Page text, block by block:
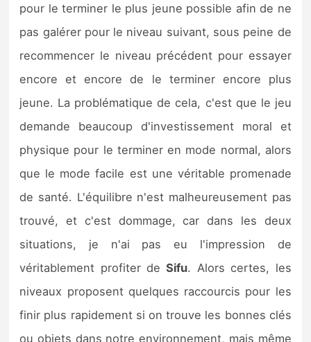
pour le terminer le plus jeune possible afin de ne
pas galérer pour le niveau suivant, sous peine de
recommencer le niveau précédent pour essayer
encore et encore de le terminer encore plus
jeune. La problématique de cela, c'est que le jeu
demande beaucoup d'investissement moral et
physique pour le terminer en mode normal, alors
que le mode facile est une véritable promenade
de santé. L'équilibre n'est malheureusement pas
trouvé, et c'est dommage, car dans les deux
situations, je n'ai pas eu l'impression de
véritablement profiter deSifu. Alors certes, les
niveaux proposent quelques raccourcis pour les
finir plus rapidement si on trouve les bonnes clés
ou objets dans notre environnement, mais même